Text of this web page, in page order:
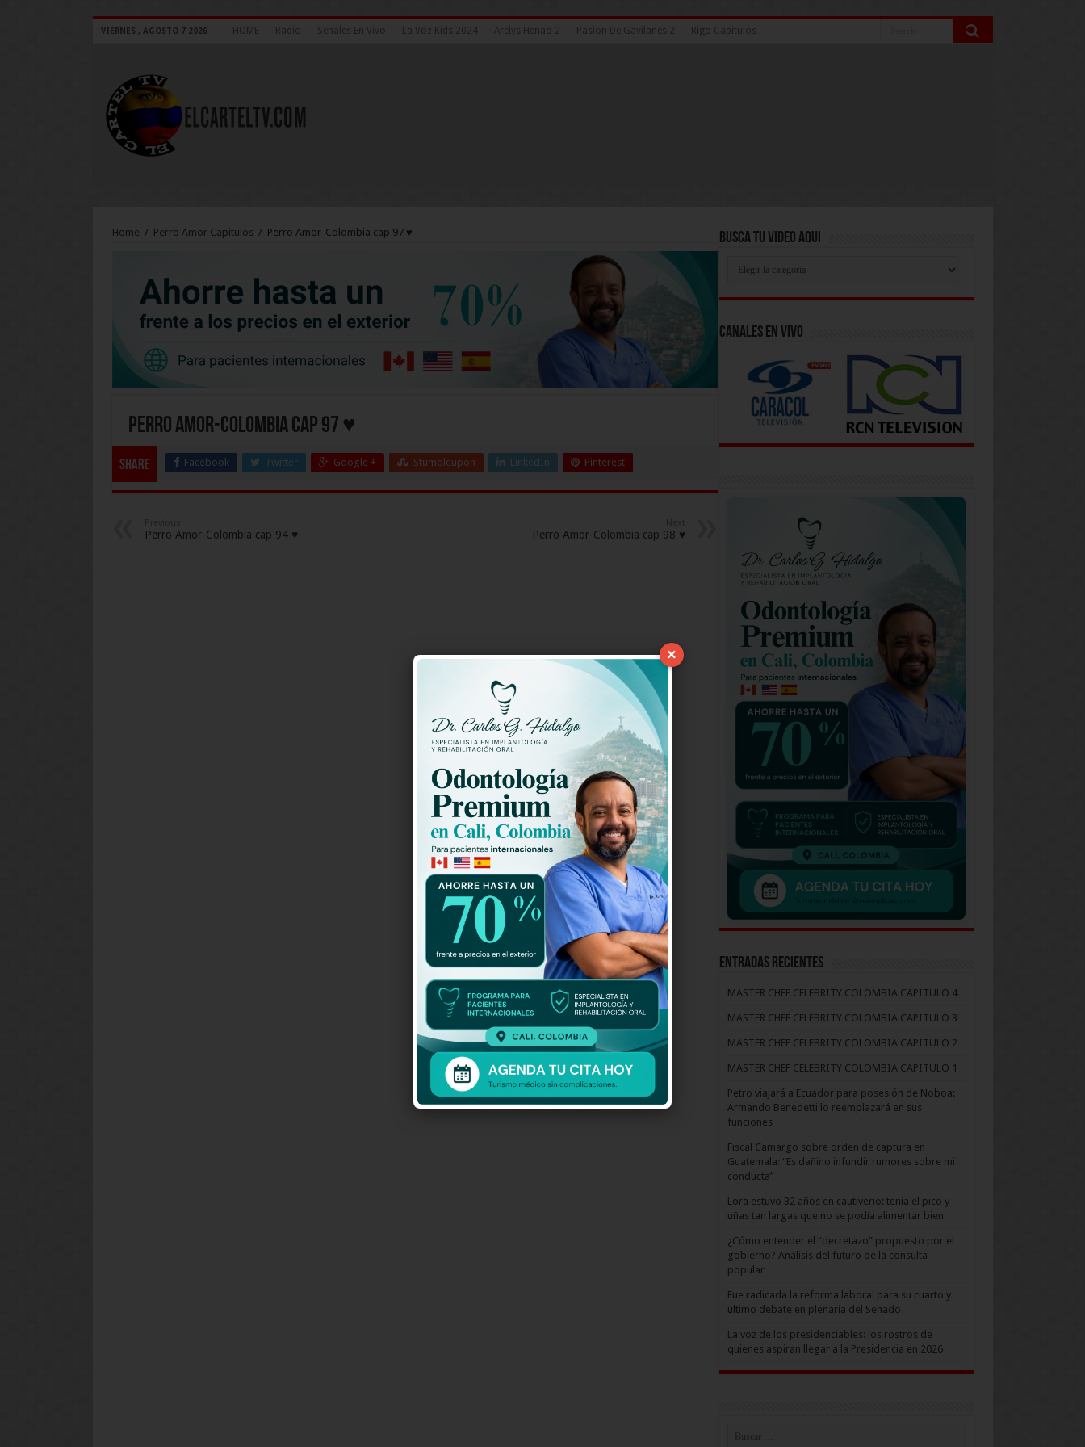
VIERNES , AGOSTO 7 2026 HOME Radio Señales En Vivo La Voz Kids 2024 Arelys Henao 2 Pasion De Gavilanes 2 Rigo Capitulos
Home / Perro Amor Capitulos / Perro Amor-Colombia cap 97 ♥
Perro Amor-Colombia cap 97 ♥
Share Facebook Twitter Google + Stumbleupon LinkedIn Pinterest
Perro Amor-Colombia cap 94 ♥ Perro Amor-Colombia cap 98 ♥
Busca Tu Video Aqui
Aqui
Canales En Vivo
Entradas recientes
MASTER CHEF CELEBRITY COLOMBIA CAPITULO 4
MASTER CHEF CELEBRITY COLOMBIA CAPITULO 3
MASTER CHEF CELEBRITY COLOMBIA CAPITULO 2
MASTER CHEF CELEBRITY COLOMBIA CAPITULO 1
Petro viajará a Ecuador para posesión de Noboa:
Armando Benedetti lo reemplazará en sus
funciones
Fiscal Camargo sobre orden de captura en
Guatemala: “Es dañino infundir rumores sobre mi
conducta”
Lora estuvo 32 años en cautiverio: tenía el pico y
uñas tan largas que no se podía alimentar bien
¿Cómo entender el “decretazo” propuesto por el
gobierno? Análisis del futuro de la consulta
popular
Fue radicada la reforma laboral para su cuarto y
último debate en plenaria del Senado
La voz de los presidenciables: los rostros de
quienes aspiran llegar a la Presidencia en 2026
×